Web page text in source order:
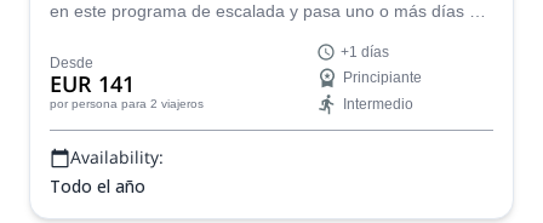
en este programa de escalada y pasa uno o más días en
Desde
EUR 141
por persona para 2 viajeros
+1 días
Principiante
Intermedio
Availability:
Todo el año